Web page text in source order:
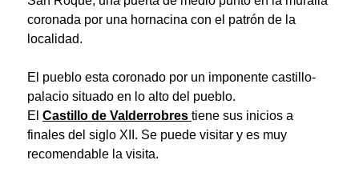
coronada por una hornacina con el patrón de la
localidad.
El pueblo esta coronado por un imponente castillo-
palacio situado en lo alto del pueblo.
El Castillo de Valderrobres tiene sus inicios a
finales del siglo XII. Se puede visitar y es muy
recomendable la visita.